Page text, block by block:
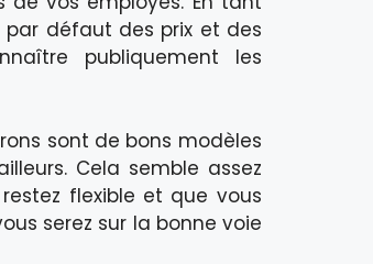
par défaut des prix et des
publiquement les
sont de bons modèles
Cela semble assez
flexible et que vous
serez sur la bonne voie